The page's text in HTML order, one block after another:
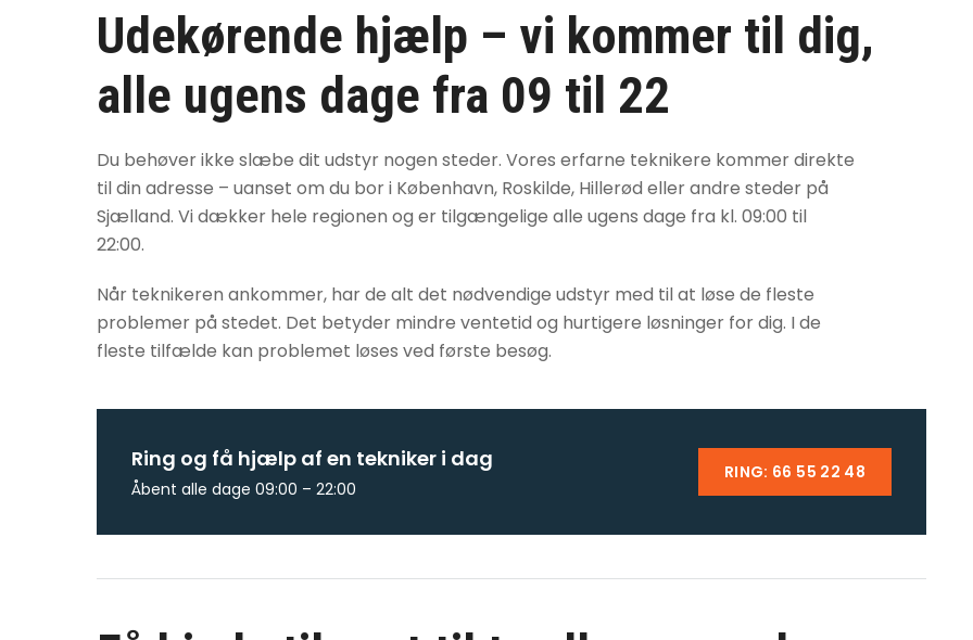
Udekørende hjælp – vi kommer til dig,
alle ugens dage fra 09 til 22
Du behøver ikke slæbe dit udstyr nogen steder. Vores erfarne teknikere kommer direkte
til din adresse – uanset om du bor i København, Roskilde, Hillerød eller andre steder på
Sjælland. Vi dækker hele regionen og er tilgængelige alle ugens dage fra kl. 09:00 til
22:00.
Når teknikeren ankommer, har de alt det nødvendige udstyr med til at løse de fleste
problemer på stedet. Det betyder mindre ventetid og hurtigere løsninger for dig. I de
fleste tilfælde kan problemet løses ved første besøg.
Ring og få hjælp af en tekniker i dag
Åbent alle dage 09:00 – 22:00
RING: 66 55 22 48